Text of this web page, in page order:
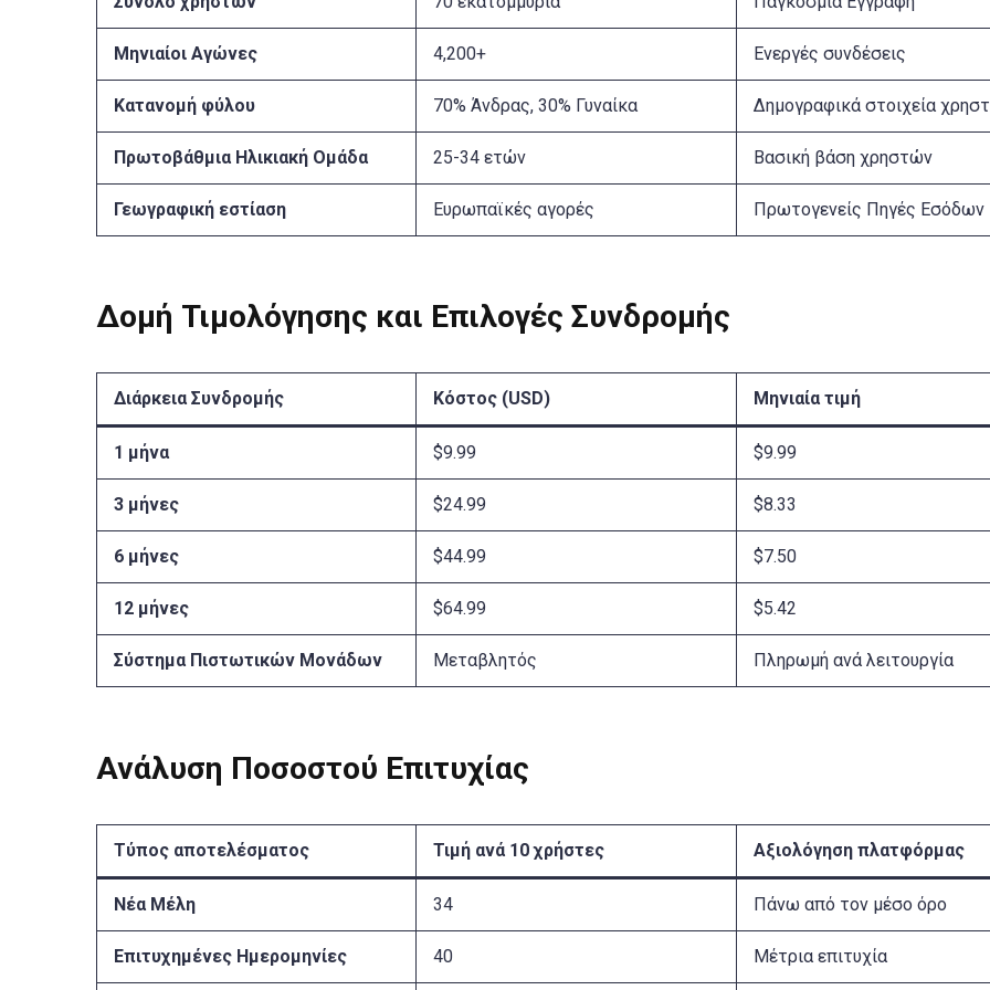
Μηνιαίοι Αγώνες 4,200+ Ενεργές συνδέσεις
Κατανομή φύλου 70% Άνδρας, 30% Γυναίκα Δημογραφικά στοιχεία
Πρωτοβάθμια Ηλικιακή Ομάδα 25-34 ετών Βασική βάση χρηστών
Γεωγραφική εστίαση Ευρωπαϊκές αγορές Πρωτογενείς Πηγές Εσόδων
Δομή Τιμολόγησης και Επιλογές Συνδρομής
Διάρκεια Συνδρομής Κόστος (USD) Μηνιαία τιμή
1 μήνα $9.99 $9.99
3 μήνες $24.99 $8.33
6 μήνες $44.99 $7.50
12 μήνες $64.99 $5.42
Σύστημα Πιστωτικών Μονάδων Μεταβλητός Πληρωμή ανά λειτουργία
Ανάλυση Ποσοστού Επιτυχίας
Τύπος αποτελέσματος Τιμή ανά 10 χρήστες Αξιολόγηση πλατφόρμας
Νέα Μέλη 34 Πάνω από τον μέσο όρο
Επιτυχημένες Ημερομηνίες 40 Μέτρια επιτυχία